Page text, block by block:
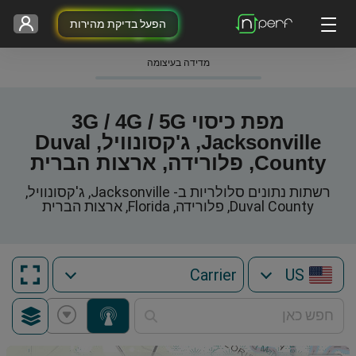
הפעל בדיקת מהירות
מדידה בעיצומה
מפת כיסוי 3G / 4G / 5G
Jacksonville, ג'קסונוויל, Duval
County, פלורידה, ארצות הברית
רשתות נתונים סלולריות ב- Jacksonville, ג'קסונוויל,
Duval County, פלורידה, Florida, ארצות הברית
US